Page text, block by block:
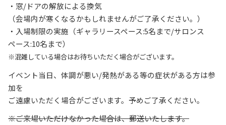
・窓/ドアの解放による換気
（会場内が寒くなるかもしれませんがご了承ください。）
・入場制限の実施（ギャラリースペース:5名まで/サロンス
ペース:10名まで）
※混雑している場合はお待ちいただく場合がございます。
イベント当日、体調が悪い/発熱がある等の症状がある方は参
加を
ご遠慮いただく場合がございます。予めご了承ください。
※ご来場いただけなかった場合は、郵送いたします。